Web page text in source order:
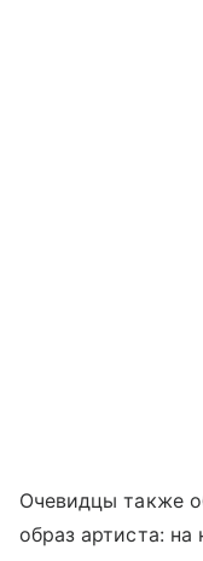
Очевидцы также
образ артиста: